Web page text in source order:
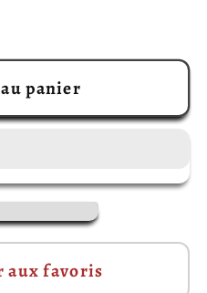
panier
aux favoris